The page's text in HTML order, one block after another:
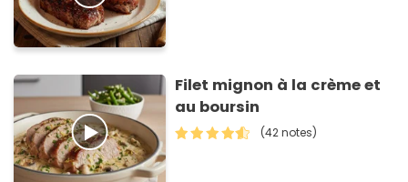
Filet mignon à la crème et
au boursin
(42 notes)